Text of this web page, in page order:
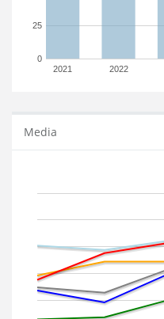
2021 2022
0
25
Media